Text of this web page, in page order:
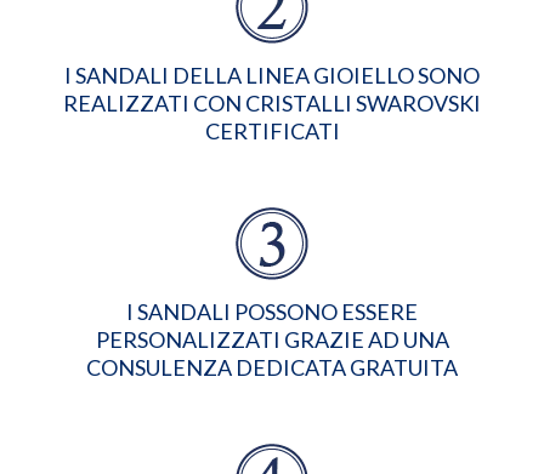
I SANDALI DELLA LINEA GIOIELLO SONO
REALIZZATI CON CRISTALLI SWAROVSKI
CERTIFICATI
I SANDALI POSSONO ESSERE
PERSONALIZZATI GRAZIE AD UNA
CONSULENZA DEDICATA GRATUITA